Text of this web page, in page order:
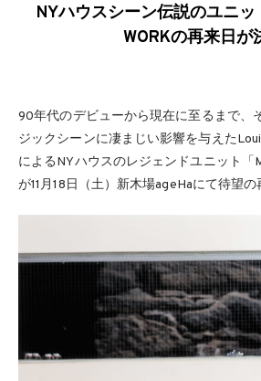
NYハウスシーン伝説のユニッ
WORKの再来日が
90年代のデビューから現在に至るまで、
ジックシーンに凄まじい影響を与えた
によるNYハウスのレジェンドユニット「
が11月18日（土）新木場ageHaにて待望の